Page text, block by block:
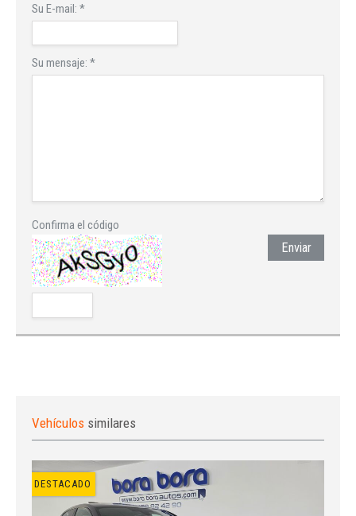
Su E-mail: *
Su mensaje: *
Confirma el código
Enviar
Vehículos similares
DESTACADO